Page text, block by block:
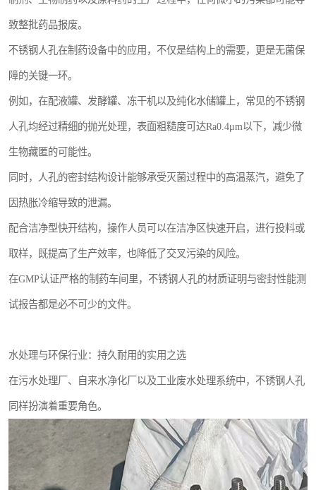
致整批药品报废。
不锈钢人孔在制药设备中的应用，不仅是结构上的需要，更是无菌保
障的关键一环。
例如，在配液罐、发酵罐、冻干机以及纯化水储罐上，常见的不锈钢
人孔均经过精细的抛光处理，表面粗糙度可达Ra0.4μm以下，减少微
生物藏匿的可能性。
同时，人孔的密封结构设计能够承受灭菌过程中的高温蒸汽，避免了
因热胀冷缩导致的泄漏。
配合洁净型快开结构，操作人员可以在洁净区快速开启，进行投料或
取样，既提高了生产效率，也降低了交叉污染的风险。
在GMP认证严格的制药车间里，不锈钢人孔的材质证明与密封性能测
试报告都是必不可少的文件。
水处理与环保行业：持久耐用的实用之选
在污水处理厂、自来水净化厂以及工业废水处理系统中，不锈钢人孔
同样扮演着重要角色。